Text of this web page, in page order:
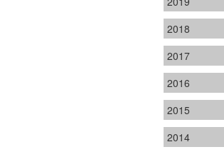
2018
2017
2016
2015
2014